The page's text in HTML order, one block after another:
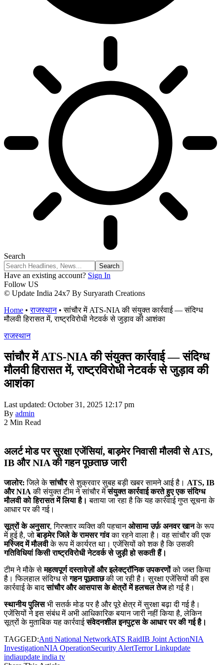
Search
Have an existing account? Sign In
Follow US
© Update India 24x7 By Suryarath Creations
Home •राजस्थान•सांचौर में ATS-NIA की संयुक्त कार्रवाई — संदिग्ध
मौलवी हिरासत में, राष्ट्रविरोधी नेटवर्क से जुड़ाव की आशंका
राजस्थान
सांचौर में ATS-NIA की संयुक्त कार्रवाई — संदिग्ध
मौलवी हिरासत में, राष्ट्रविरोधी नेटवर्क से जुड़ाव की
आशंका
Last updated: October 31, 2025 12:17 pm
By admin
2 Min Read
अलर्ट मोड पर सुरक्षा एजेंसियां, बाड़मेर निवासी मौलवी से ATS,
IB और NIA की गहन पूछताछ जारी
जालोर: जिले केसांचौरसे शुक्रवार सुबह बड़ी खबर सामने आई है। ATS, IB
और NIA की संयुक्त टीम ने सांचौर मेंसंयुक्त कार्रवाई करते हुए एक संदिग्ध
मौलवी को हिरासत में लिया है। बताया जा रहा है कि यह कार्रवाई गुप्त सूचना के
आधार पर की गई।
सूत्रों के अनुसार, गिरफ्तार व्यक्ति की पहचानओसामा उर्फ़ अनवर खानके रूप
में हुई है, जोबाड़मेर जिले के रामसर गांवका रहने वाला है। वह सांचौर की एक
मस्जिद में मौलवीके रूप में कार्यरत था। एजेंसियों को शक है कि उसकी
गतिविधियां किसी राष्ट्रविरोधी नेटवर्क से जुड़ी हो सकती हैं।
टीम ने मौके सेमहत्वपूर्ण दस्तावेज़ों और इलेक्ट्रॉनिक उपकरणोंको जब्त किया
है। फिलहाल संदिग्ध सेगहन पूछताछकी जा रही है। सुरक्षा एजेंसियों की इस
कार्रवाई के बादसांचौर और आसपास के क्षेत्रों में हलचल तेजहो गई है।
स्थानीय पुलिसभी सतर्क मोड पर है और पूरे क्षेत्र में सुरक्षा बढ़ा दी गई है।
एजेंसियों ने इस संबंध में अभी आधिकारिक बयान जारी नहीं किया है, लेकिन
सूत्रों के मुताबिक यह कार्रवाईसंवेदनशील इनपुट्स के आधार पर की गई है।
TAGGED:Anti National NetworkATS RaidIB Joint ActionNIA
InvestigationNIA OperationSecurity AlertTerror Linkupdate
indiaupdate india tv